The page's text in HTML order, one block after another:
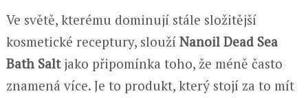
Ve světě, kterému dominují stále složitější
kosmetické receptury, slouží Nanoil Dead Sea
Bath Salt jako připomínka toho, že méně často
znamená více. Je to produkt, který stojí za to mít